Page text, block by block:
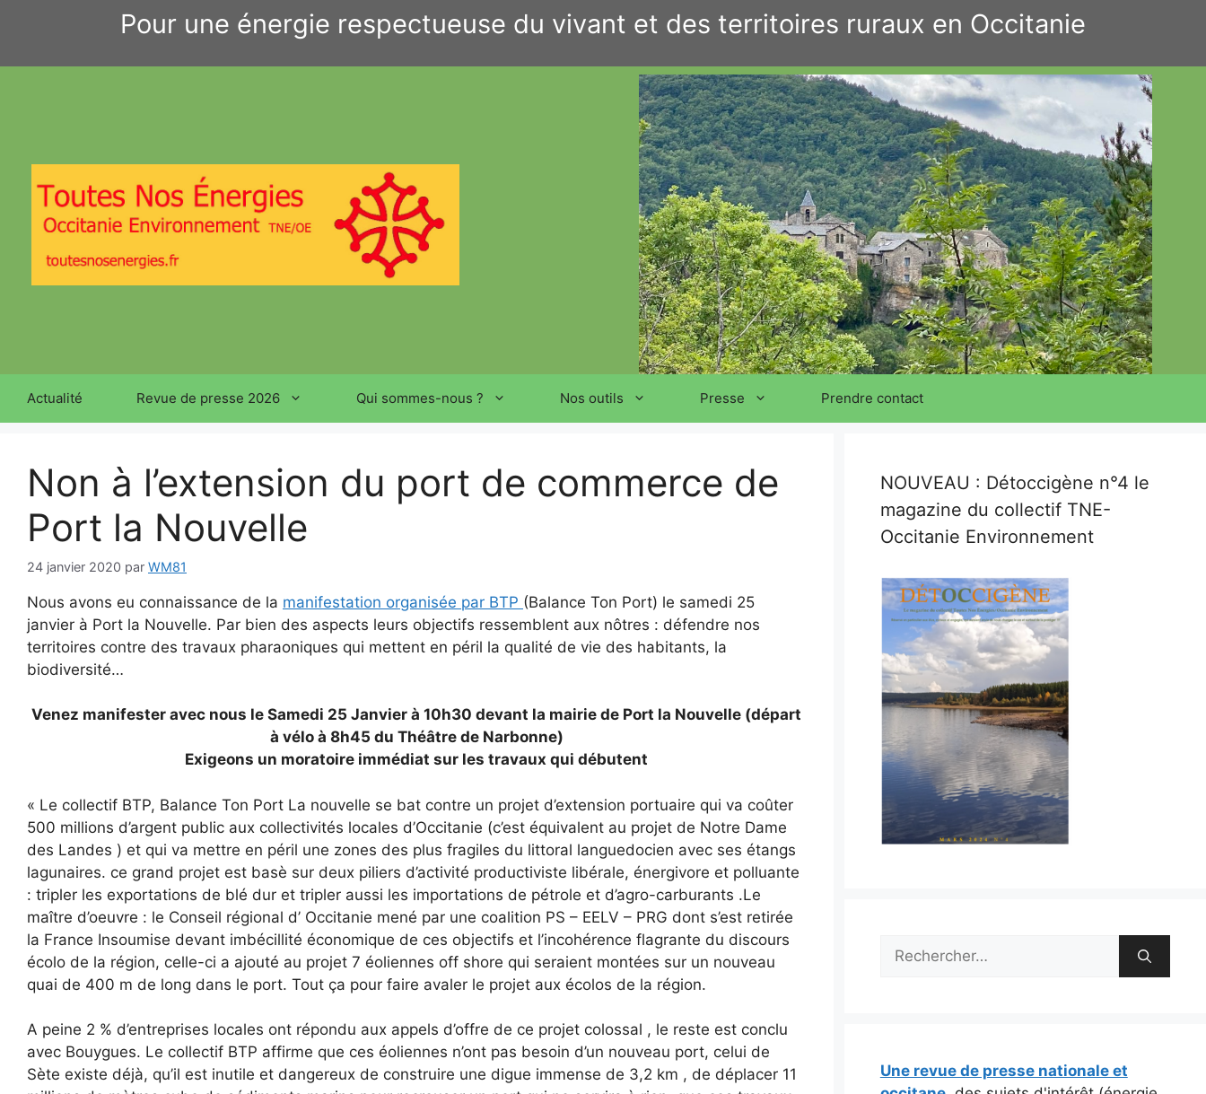
Pour une énergie respectueuse du vivant et des territoires ruraux en Occitanie
Actualité Revue de presse 2026 Qui sommes-nous ? Nos outils Presse Prendre contact
Non à l’extension du port de commerce de
Port la Nouvelle
24 janvier 2020 par WM81
Nous avons eu connaissance de la manifestation organisée par BTP (Balance Ton Port) le samedi 25
janvier à Port la Nouvelle. Par bien des aspects leurs objectifs ressemblent aux nôtres : défendre nos
territoires contre des travaux pharaoniques qui mettent en péril la qualité de vie des habitants, la
biodiversité…
Venez manifester avec nous le Samedi 25 Janvier à 10h30 devant la mairie de Port la Nouvelle (départ
à vélo à 8h45 du Théâtre de Narbonne)
Exigeons un moratoire immédiat sur les travaux qui débutent
« Le collectif BTP, Balance Ton Port La nouvelle se bat contre un projet d’extension portuaire qui va coûter
500 millions d’argent public aux collectivités locales d’Occitanie (c’est équivalent au projet de Notre Dame
des Landes ) et qui va mettre en péril une zones des plus fragiles du littoral languedocien avec ses étangs
lagunaires. ce grand projet est basè sur deux piliers d’activité productiviste libérale, énergivore et polluante
: tripler les exportations de blé dur et tripler aussi les importations de pétrole et d’agro-carburants .Le
maître d’oeuvre : le Conseil régional d’ Occitanie mené par une coalition PS – EELV – PRG dont s’est retirée
la France Insoumise devant imbécillité économique de ces objectifs et l’incohérence flagrante du discours
écolo de la région, celle-ci a ajouté au projet 7 éoliennes off shore qui seraient montées sur un nouveau
quai de 400 m de long dans le port. Tout ça pour faire avaler le projet aux écolos de la région.
A peine 2 % d’entreprises locales ont répondu aux appels d’offre de ce projet colossal , le reste est conclu
avec Bouygues. Le collectif BTP affirme que ces éoliennes n’ont pas besoin d’un nouveau port, celui de
Sète existe déjà, qu’il est inutile et dangereux de construire une digue immense de 3,2 km , de déplacer 11
NOUVEAU : Détoccigène n°4 le
magazine du collectif TNE-
Occitanie Environnement
Rechercher :
Une revue de presse nationale et